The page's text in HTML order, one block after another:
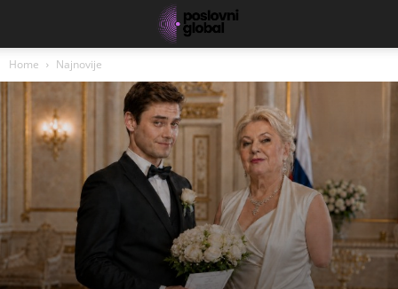
Home Najnovije